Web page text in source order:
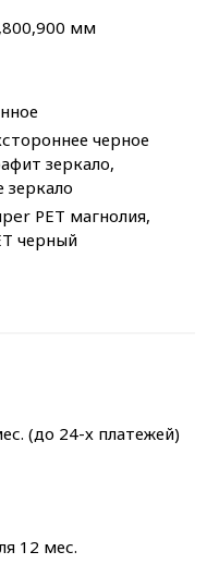
мм
черное
зеркало,
зеркало
PET магнолия,
черный
(до 24-х платежей)
12 мес.